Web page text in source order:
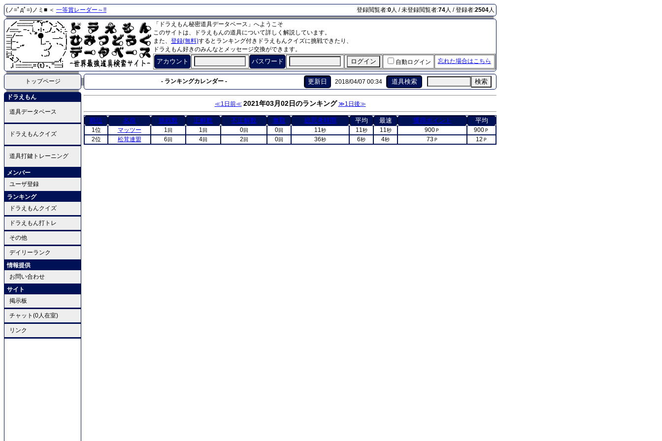
(ノ=ﾟдﾟ=)ノミ■ ＜ 一等賞レーダー～!! 登録閲覧者:0人 / 未登録閲覧者:74人 / 登録者:2504人
「ドラえもん秘密道具データベース」へようこそ
このサイトは、ドラえもんの道具について詳しく解説しています。
また、 登録(無料)するとランキング付きドラえもんクイズに挑戦できたり、
ドラえもん好きのみんなとメッセージ交換ができます。
アカウント パスワード 自動ログイン 忘れた場合はこちら
トップページ - ランキングカレンダー - 更新日 2018/04/07 00:34 道具検索 検索
ドラえもん
道具データベース
ドラえもんクイズ
道具打鍵トレーニング
メンバー
ユーザ登録
ランキング
ドラえもんクイズ
ドラえもん打トレ
その他
デイリーランク
情報提供
お問い合わせ
サイト
掲示板
チャット(0人在室)
リンク
≪1日前≪ 2021年03月02日のランキング ≫1日後≫
順位 名前 挑戦数 正解数 不正解数 奪取 総思考時間 平均 最速 獲得ポイント 平均
1位 マッツー 1 回 1 回 0回 0回 11秒 11秒 11秒 900Ｐ 900Ｐ
2位 松茸連盟 6 回 4回 2 回 0回 36秒 6秒 4秒 73Ｐ 12 Ｐ